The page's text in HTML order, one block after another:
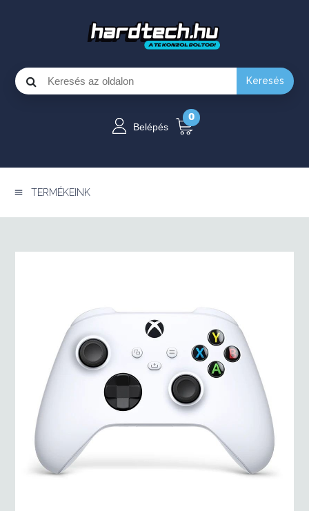
Keresés
Belépés
0
TERMÉKEINK